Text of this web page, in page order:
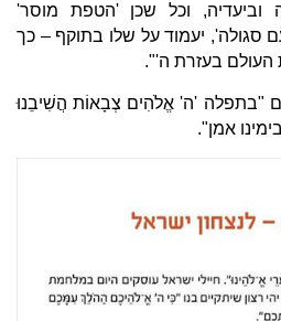
וביעדיה, וכל שכן 'הטפת מוסר'
סגולה', יעמוד על שלו בתוקף – כך
העולם בעזרת ה'".
"בתפלה 'ה' אֱלֹהִים צְבָאוֹת הֲשִׁיבֵנוּ
אמן".